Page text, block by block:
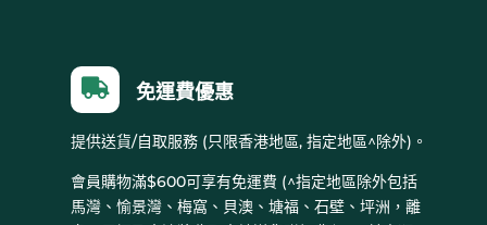
 免運費優惠
提供送貨/自取服務 (只限香港地區, 指定地區^除外)。
會員購物滿$600可享有免運費 (^指定地區除外包括
馬灣、愉景灣、梅窩、貝澳、塘福、石壁、坪洲，離